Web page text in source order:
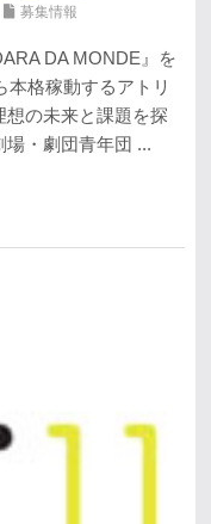
募集情報
DA MONDE』を
本格稼動するアトリ
の未来と課題を探
場・劇団青年団 ...